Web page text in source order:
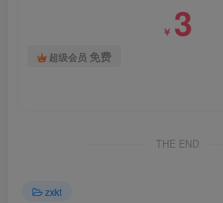
￥ 3
超级会员 免费
THE END
zxkt